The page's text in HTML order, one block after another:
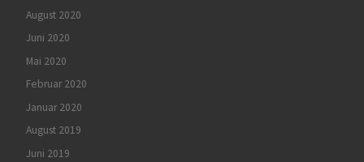
August 2020
Juni 2020
Mai 2020
Februar 2020
Januar 2020
August 2019
Juni 2019